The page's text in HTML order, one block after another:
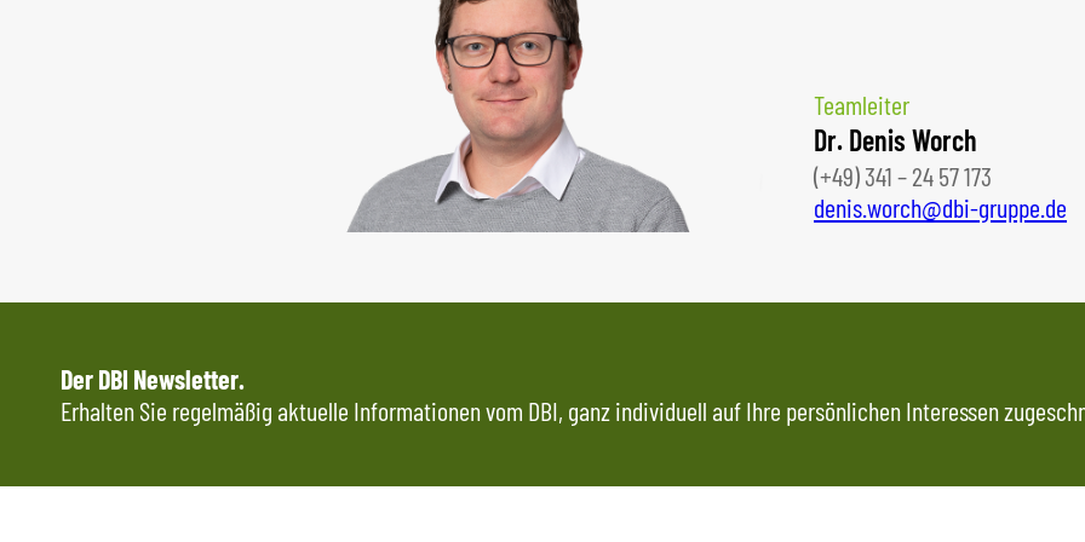
Teamleiter
Dr. Denis Worch
(+49) 341 – 24 57 173
denis.worch@dbi-gruppe.de
Der DBI Newsletter.
Erhalten Sie regelmäßig aktuelle Informationen vom DBI, ganz individuell auf Ihre persönlichen Interessen